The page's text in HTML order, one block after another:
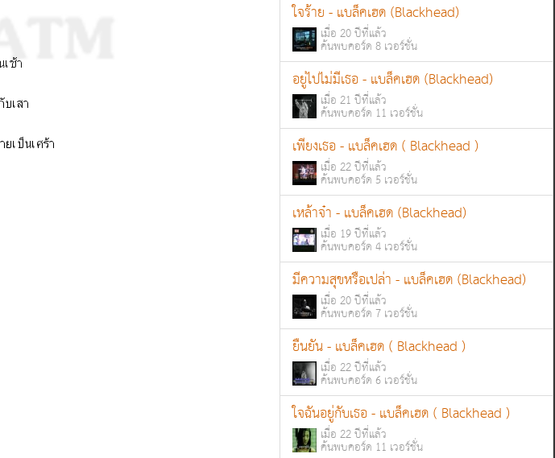
ใจร้าย - แบล็คเฮด (Blackhead)
เมื่อ 20 ปีที่แล้ว
ค้นพบคอร์ด 8 เวอร์ชั่น
อยู่ไปไม่มีเธอ - แบล็คเฮด (Blackhead)
เมื่อ 21 ปีที่แล้ว
ค้นพบคอร์ด 11 เวอร์ชั่น
เพียงเธอ - แบล็คเฮด ( Blackhead )
เมื่อ 22 ปีที่แล้ว
ค้นพบคอร์ด 5 เวอร์ชั่น
เหล้าจ๋า - แบล็คเฮด (Blackhead)
เมื่อ 19 ปีที่แล้ว
ค้นพบคอร์ด 4 เวอร์ชั่น
มีความสุขหรือเปล่า - แบล็คเฮด (Blackhead)
เมื่อ 20 ปีที่แล้ว
ค้นพบคอร์ด 7 เวอร์ชั่น
ยืนยัน - แบล็คเฮด ( Blackhead )
เมื่อ 22 ปีที่แล้ว
ค้นพบคอร์ด 6 เวอร์ชั่น
ใจฉันอยู่กับเธอ - แบล็คเฮด ( Blackhead )
เมื่อ 22 ปีที่แล้ว
ค้นพบคอร์ด 11 เวอร์ชั่น